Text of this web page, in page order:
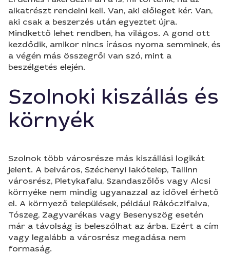
alkatrészt rendelni kell. Van, aki előleget kér. Van,
aki csak a beszerzés után egyeztet újra.
Mindkettő lehet rendben, ha világos. A gond ott
kezdődik, amikor nincs írásos nyoma semminek, és
a végén más összegről van szó, mint a
beszélgetés elején.
Szolnoki kiszállás és
környék
Szolnok több városrésze más kiszállási logikát
jelent. A belváros, Széchenyi lakótelep, Tallinn
városrész, Pletykafalu, Szandaszőlős vagy Alcsi
környéke nem mindig ugyanazzal az idővel érhető
el. A környező települések, például Rákóczifalva,
Tószeg, Zagyvarékas vagy Besenyszög esetén
már a távolság is beleszólhat az árba. Ezért a cím
vagy legalább a városrész megadása nem
formaság.